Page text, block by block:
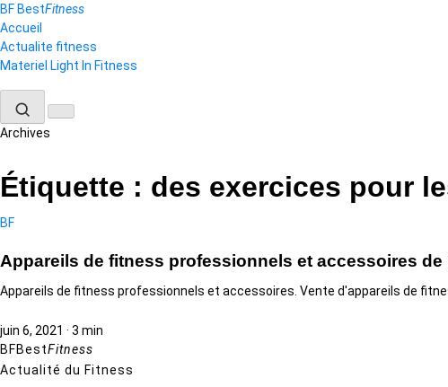
Aller
au
contenu
BF BestFitness
Accueil
Actualite fitness
Materiel Light In Fitness
Archives
Étiquette : des exercices pour
BF
Appareils de fitness professionnels et accessoires de
Appareils de fitness professionnels et accessoires. Vente d'appareils de
juin 6, 2021 · 3 min
BFBestFitness
Actualité du Fitness